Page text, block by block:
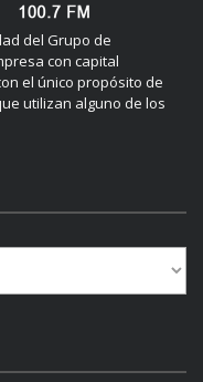
del Grupo de
con capital
el único propósito de
utilizan alguno de los